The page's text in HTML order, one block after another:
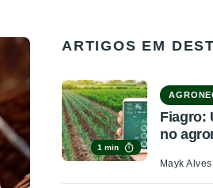
ARTIGOS EM
1 min
Fiagro:
no
Mayk Alves